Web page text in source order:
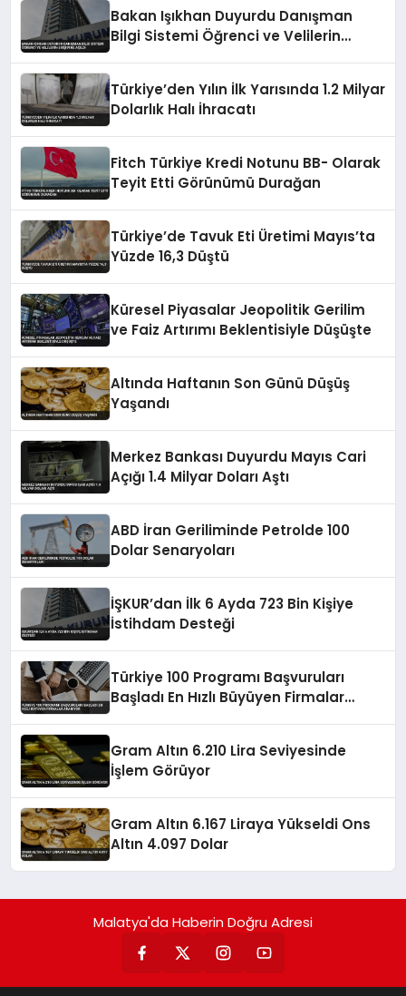
Bakan Işıkhan Duyurdu Danışman
Bilgi Sistemi Öğrenci ve Velilerin
Türkiye’den Yılın İlk Yarısında 1.2 Milyar
Dolarlık Halı İhracatı
Fitch Türkiye Kredi Notunu BB- Olarak
Teyit Etti Görünümü Durağan
Türkiye’de Tavuk Eti Üretimi Mayıs’ta
Yüzde 16,3 Düştü
Küresel Piyasalar Jeopolitik Gerilim
ve Faiz Artırımı Beklentisiyle Düşüşte
Altında Haftanın Son Günü Düşüş
Yaşandı
Merkez Bankası Duyurdu Mayıs Cari
Açığı 1.4 Milyar Doları Aştı
ABD İran Geriliminde Petrolde 100
Dolar Senaryoları
İŞKUR’dan İlk 6 Ayda 723 Bin Kişiye
İstihdam Desteği
Türkiye 100 Programı Başvuruları
Başladı En Hızlı Büyüyen Firmalar
Gram Altın 6.210 Lira Seviyesinde
İşlem Görüyor
Gram Altın 6.167 Liraya Yükseldi Ons
Altın 4.097 Dolar
Malatya'da Haberin Doğru Adresi